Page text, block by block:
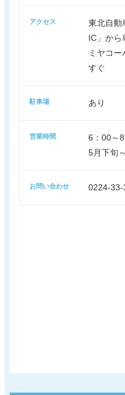
アクセス
東北自動
IC」から
ミヤコ
すぐ
駐車場 あり
営業時間
6：00～
5月下旬
お問い合わせ 0224-33-